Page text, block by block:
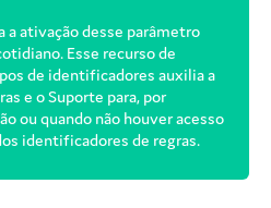
a ativação desse parâmetro
Esse recurso de
de identificadores auxilia a
e o Suporte para, por
ou quando não houver acesso
identificadores de regras.